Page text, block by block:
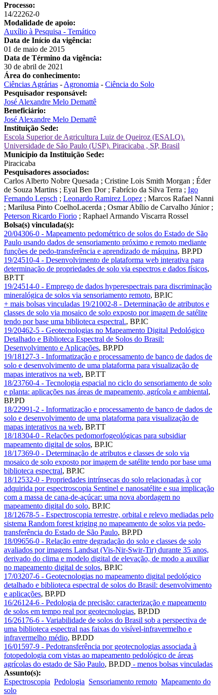
Processo:
14/22262-0
Modalidade de apoio:
Auxílio à Pesquisa - Temático
Data de Início da vigência:
01 de maio de 2015
Data de Término da vigência:
30 de abril de 2021
Área do conhecimento:
Ciências Agrárias - Agronomia - Ciência do Solo
Pesquisador responsável:
José Alexandre Melo Demattê
Beneficiário:
José Alexandre Melo Demattê
Instituição Sede:
Escola Superior de Agricultura Luiz de Queiroz (ESALQ).
Universidade de São Paulo (USP). Piracicaba , SP, Brasil
Município da Instituição Sede:
Piracicaba
Pesquisadores associados:
Carlos Alberto Nobre Quesada ; Cristine Lois Smith Morgan ; Éder
de Souza Martins ; Eyal Ben Dor ; Fabrício da Silva Terra ; Igo
Fernando Lepsch ; Leonardo Ramirez Lopez ; Marcos Rafael Nanni
; Marilusa Pinto CoelhoLacerda ; Osmar Abílio de Carvalho Júnior ;
Peterson Ricardo Fiorio ; Raphael Armando Viscarra Rossel
Bolsa(s) vinculada(s):
20/04306-0 - Mapeamento pedométrico de solos do Estado de São
Paulo usando dados de sensoriamento próximo e remoto mediante
funções de pedo-transferência e aprendizado de máquina, BP.PD
19/24510-4 - Desenvolvimento de plataforma web interativa para
determinação de propriedades de solo via espectros e dados físicos,
BP.TT
19/24514-0 - Emprego de dados hyperespectrais para discriminação
mineralógica de solos via sensoriamento remoto, BP.IC
+ mais bolsas vinculadas 19/21002-8 - Determinação de atributos e
classes de solo via mosaico de solo exposto por imagem de satélite
tendo por base uma biblioteca espectral., BP.IC
19/20462-5 - Geotecnologias no Mapeamento Digital Pedológico
Detalhado e Biblioteca Espectral de Solos do Brasil:
Desenvolvimento e Aplicações, BP.PD
19/18127-3 - Informatização e processamento de banco de dados de
solo e desenvolvimento de uma plataforma para visualização de
mapas interativos na web, BP.TT
18/23760-4 - Tecnologia espacial no ciclo do sensoriamento de solo
e planta: aplicações nas áreas de mapeamento, agrícola e ambiental,
BP.PD
18/22991-2 - Informatização e processamento de banco de dados de
solo e desenvolvimento de uma plataforma para visualização de
mapas interativos na web, BP.TT
18/18304-0 - Relações pedomorfogeológicas para subsidiar
mapeamento digital de solos, BP.IC
18/17369-0 - Determinação de atributos e classes de solo via
mosaico de solo exposto por imagem de satélite tendo por base uma
biblioteca espectral, BP.IC
18/12532-0 - Propriedades intrínsecas do solo relacionadas à cor
adquirida por espectroscopia Sentinel e nanosatélite e sua implicação
com a massa de cana-de-açúcar: uma nova abordagem no
mapeamento digital do solo, BP.IC
18/12678-5 - Espectroscopia terrestre, orbital e relevo mediadas pelo
sistema Random forest kriging no mapeamento de solos via pedo-
transferência do Estado de São Paulo, BP.PD
18/09656-0 - Relação entre degradação do solo e classes de solo
avaliados por imagens Landsat (Vis-Nir-Swir-Tir) durante 35 anos,
derivado do clima e modelo digital de elevação, de modo a auxiliar
no mapeamento digital de solos, BP.IC
17/03207-6 - Geotecnologias no mapeamento digital pedológico
detalhado e biblioteca espectral de solos do Brasil: desenvolvimento
e aplicações, BP.PD
16/26124-6 - Pedologia de precisão: caracterização e mapeamento
de solos em tempo real por geotecnologias, BP.DD
16/26176-6 - Variabilidade de solos do Brasil sob a perspectiva de
uma biblioteca espectral nas faixas do visível-infravermelho e
infravermelho médio, BP.DD
16/01597-9 - Pedotransferência por geotecnologias associada à
fotopedologia com vistas ao mapeamento pedológico de áreas
agrícolas do estado de São Paulo, BP.DD - menos bolsas vinculadas
Assunto(s):
Espectroscopia Pedologia Sensoriamento remoto Mapeamento do
solo